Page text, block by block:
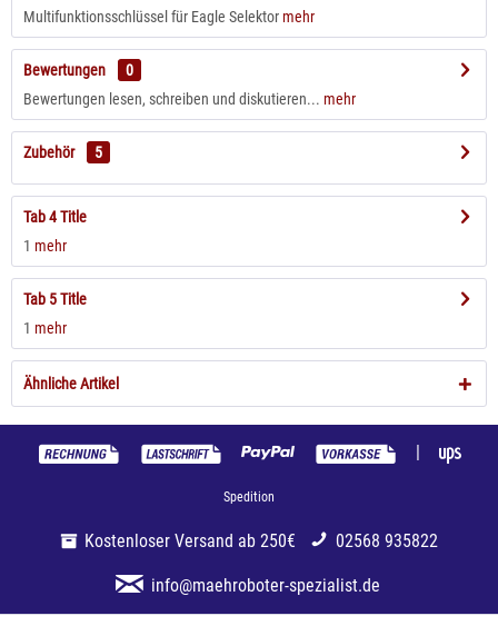
Multifunktionsschlüssel für Eagle Selektormehr
Bewertungen
0
Bewertungen lesen, schreiben und diskutieren... mehr
Zubehör 5
Tab 4 Title
1 mehr
Tab 5 Title
1 mehr
Ähnliche Artikel
|
Spedition
Kostenloser Versand ab 250€ 02568 935822
info@maehroboter-spezialist.de